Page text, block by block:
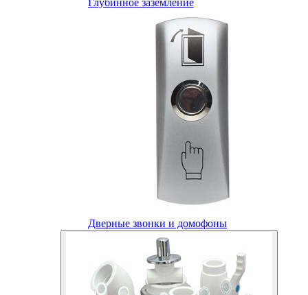
Глубинное заземление
Дверные звонки и домофоны